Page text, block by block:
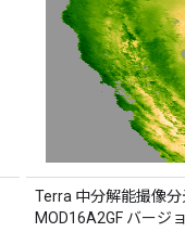
Terra 中分解能撮像分
MOD16A2GF バージ